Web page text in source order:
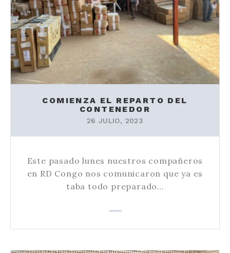
COMIENZA EL REPARTO DEL
CONTENEDOR
26 JULIO, 2023
Este pasado lunes nuestros compañeros
en RD Congo nos comunicaron que ya es
taba todo preparado…